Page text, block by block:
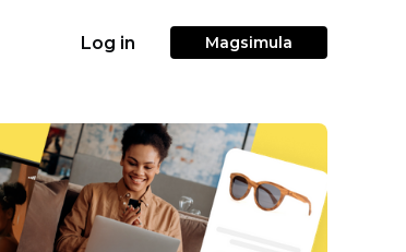
Log in Magsimula